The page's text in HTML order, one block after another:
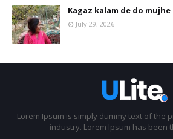
Kagaz kalam de do mujhe
July 29, 2026
Lorem Ipsum is simply dummy text of the
industry. Lorem Ipsum has been